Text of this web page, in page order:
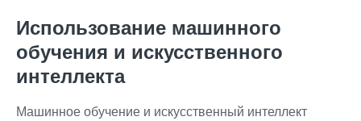
Использование машинного
обучения и искусственного
интеллекта
Машинное обучение и искусственный интеллект